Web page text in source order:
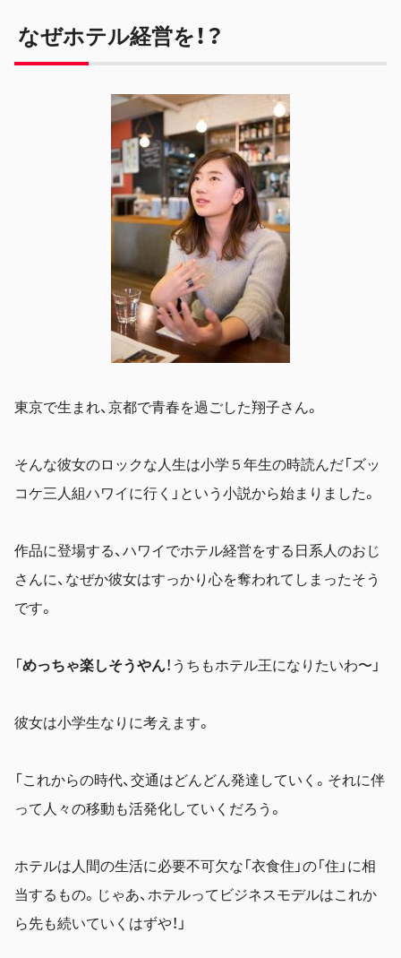
なぜホテル経営を！？
東京で生まれ、京都で青春を過ごした翔子さん。
そんな彼女のロックな人生は小学５年生の時読んだ「ズッ
コケ三人組ハワイに行く」という小説から始まりました。
作品に登場する、ハワイでホテル経営をする日系人のおじ
さんに、なぜか彼女はすっかり心を奪われてしまったそう
です。
「めっちゃ楽しそうやん！うちもホテル王になりたいわ〜」
彼女は小学生なりに考えます。
「これからの時代、交通はどんどん発達していく。 それに伴
って人々の移動も活発化していくだろう。
ホテルは人間の生活に必要不可欠な「衣食住」の「住」に相
当するもの。 じゃあ、ホテルってビジネスモデルはこれか
ら先も続いていくはずや！」